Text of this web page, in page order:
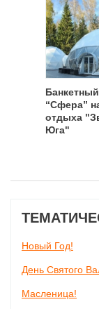
“Сфера”
отдыха
Юга"
Новый Год!
День Святого
Масленица!